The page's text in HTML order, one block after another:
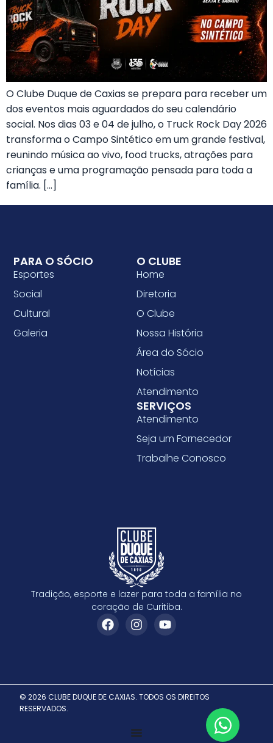
O Clube Duque de Caxias se prepara para receber um
dos eventos mais aguardados do seu calendário
social. Nos dias 03 e 04 de julho, o Truck Rock Day 2026
transforma o Campo Sintético em um grande festival,
reunindo música ao vivo, food trucks, atrações para
crianças e uma programação pensada para toda a
família. […]
Tradição, esporte e lazer para toda a família no
coração de Curitiba.
O CLUBE
Home
Diretoria
O Clube
Nossa História
Área do Sócio
Notícias
Atendimento
PARA O SÓCIO
Esportes
Social
Cultural
Galeria
SERVIÇOS
Atendimento
Seja um Fornecedor
Trabalhe Conosco
© 2026 CLUBE DUQUE DE CAXIAS. TODOS OS DIREITOS
RESERVADOS.